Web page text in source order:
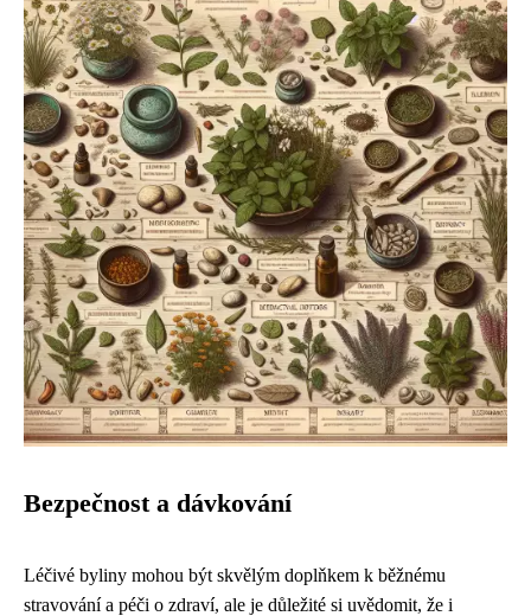
Bezpečnost a dávkování
Léčivé byliny mohou být skvělým doplňkem k běžnému
stravování a péči o zdraví, ale je důležité si uvědomit, že i